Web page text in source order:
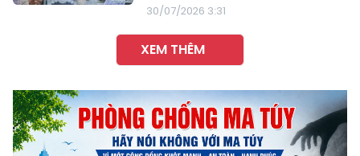
30/07/2026 3:31
XEM THÊM